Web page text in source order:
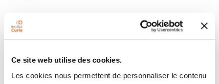
Ce site web utilise des cookies.
Les cookies nous permettent de personnaliser le contenu
DOI :10.1371/journal.pgen.1007581